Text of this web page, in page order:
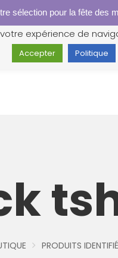
sélection pour la fête des
PRODUITS
Gestion des cookies
expérience de
Accepter Politique